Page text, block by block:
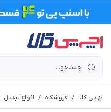
اچ پی کالا / فروشگاه / انواع تبدیل